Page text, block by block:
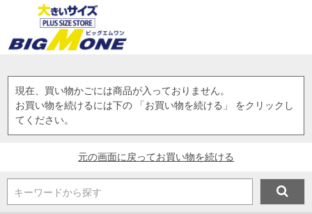
現在、買い物かごには商品が入っておりません。
お買い物を続けるには下の 「お買い物を続ける」 をクリックし
てください。
元の画面に戻ってお買い物を続ける
キーワードから探す